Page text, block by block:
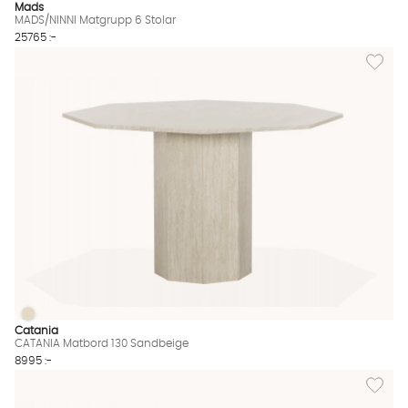
Mads
MADS/NINNI Matgrupp 6 Stolar
25765 :-
Lägg
CATANIA Matbord 130 Sandbeige Finns även i dessa färger:
CATANIA Matbord 130 Sandbeige
Catania
CATANIA Matbord 130 Sandbeige
8995 :-
Lägg